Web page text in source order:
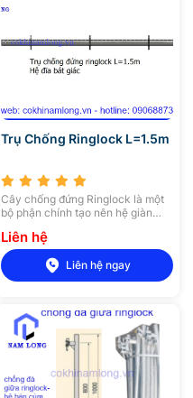
Trụ Chống Ringlock L=1.5m
Cây chống đứng Ringlock là một
bộ phận chính tạo nên hệ giàn
làm từ thép ống có chiều dài
khoảng 0,5 – 3m và độ dày 2,5mm
căn cứ theo tiêu chuẩn.
Liên hệ
Liên hệ ngay